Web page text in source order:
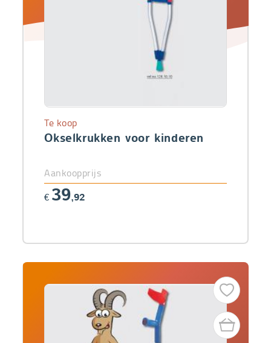
Okselkrukken voor kinderen
Te koop
Aankoopprijs
€ 39,92